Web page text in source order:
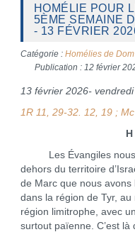
HOMÉLIE POUR
5ÈME SEMAINE
- 13 FÉVRIER
Catégorie : Homélies de
Publication : 12 février
13 février 2026-
1R 11, 29-32. 12, 19 ;
Les Évangiles
dehors du territoire
de Marc que nous avons
dans la région de Tyr, au
région limitrophe, avec
surtout païenne. C’est là